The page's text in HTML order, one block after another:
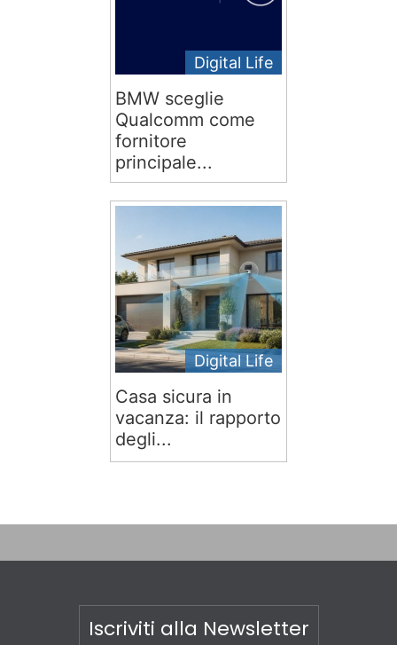
Digital Life
BMW sceglie
Qualcomm come
fornitore
principale...
Digital Life
Casa sicura in
vacanza: il rapporto
degli...
Iscriviti alla Newsletter